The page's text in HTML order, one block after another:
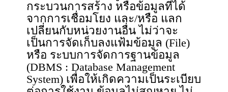
กระบวนการสร้าง หรือข้อมูลที่ได้
จากการเชื่อมโยง และ/หรือ แลก
เปลี่ยนกับหน่วยงานอื่น ไม่ว่าจะ
เป็นการจัดเก็บลงแฟ้มข้อมูล (File)
หรือ ระบบการจัดการฐานข้อมูล
(DBMS : Database Management
System) เพื่อให้เกิดความเป็นระเบียบ